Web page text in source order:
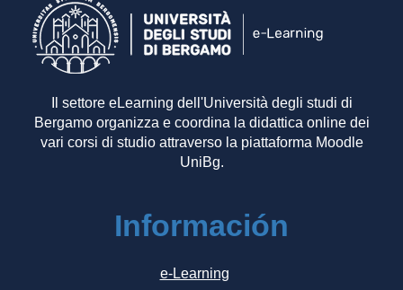
Il settore eLearning dell'Università degli studi di
Bergamo organizza e coordina la didattica online dei
vari corsi di studio attraverso la piattaforma Moodle
UniBg.
Información
e-Learning